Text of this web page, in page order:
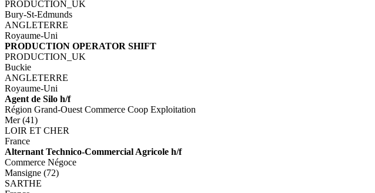
PRODUCTION_UK
Bury-St-Edmunds
ANGLETERRE
Royaume-Uni
PRODUCTION OPERATOR SHIFT
PRODUCTION_UK
Buckie
ANGLETERRE
Royaume-Uni
Agent de Silo h/f
Région Grand-Ouest Commerce Coop Exploitation
Mer (41)
LOIR ET CHER
France
Alternant Technico-Commercial Agricole h/f
Commerce Négoce
Mansigne (72)
SARTHE